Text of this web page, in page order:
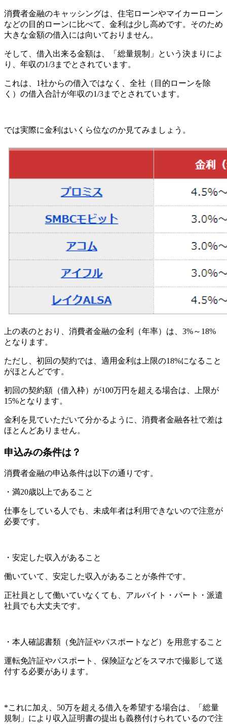
消費者金融のキャッシングは、住宅ローンやマイカーローン
などの目的ローンに比べて、金利は少し高めです。そのため
大きな金額の借入には向いておりません。
そして、借入出来る金額は、「総量規制」という決まりによ
り、年収の1/3までとされています。
これは、1社からの借入ではなく、全社（目的ローンを除
く）の借入合計が年収の1/3までとされています。
では実際に金利はいくら位なのか見てみましょう。
上の表のとおり、消費者金融の金利（年率）は、3%～18%
となります。
ただし、初回の契約では、適用金利は上限の18%になること
がほとんどです。
初回の契約額（借入枠）が100万円を超える場合は、上限が
15%となります。
金利を見ていただいて分かるように、消費者金融各社で差は
ほとんどありません。
申込みの条件は？
消費者金融の申込条件は以下の通りです。
・満20歳以上であること
仕事をしている人でも、未成年者は利用できないので注意が
必要です。
・安定した収入があること
働いていて、安定した収入があることが条件です。
正社員として働いていなくても、アルバイト・パート・派遣
社員でも大丈夫です。
・本人確認書類（免許証やパスポートなど）を用意すること
運転免許証やパスポート、保険証などをスマホで撮影して送
付する必要があります。
*これに加え、50万を超える借入を希望する場合は、「総量
規制」により収入証明書の提出も義務付けられているので注